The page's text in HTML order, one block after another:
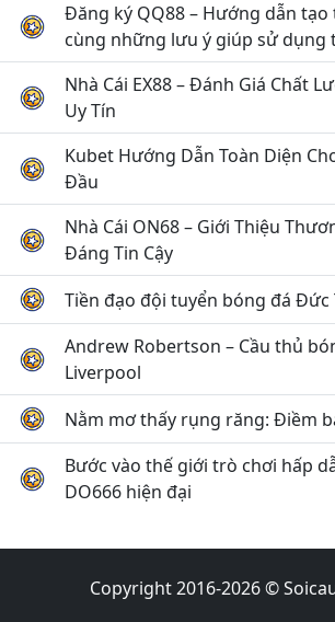
Đăng ký QQ88 – Hướng dẫn
cùng những lưu ý giúp sử dụng
Nhà Cái EX88 – Đánh Giá Chất
Uy Tín
Kubet Hướng Dẫn Toàn Diện
Đầu
Nhà Cái ON68 – Giới Thiệu
Đáng Tin Cậy
Tiền đạo đội tuyển bóng đá
Andrew Robertson – Cầu thủ
Liverpool
Nằm mơ thấy rụng răng: Điềm
Bước vào thế giới trò chơi hấp
DO666 hiện đại
Copyright 2016-2026 ©